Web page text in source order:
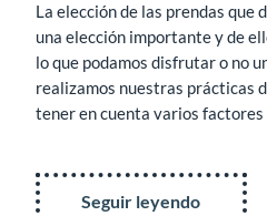
La elección de las prendas que
una elección importante y de
lo que podamos disfrutar o no
realizamos nuestras prácticas
tener en cuenta varios factores
Seguir leyendo